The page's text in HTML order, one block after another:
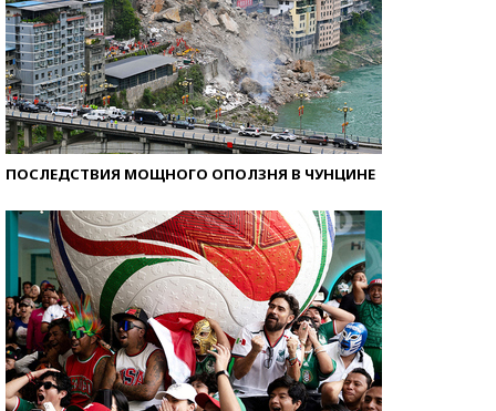
ПОСЛЕДСТВИЯ МОЩНОГО ОПОЛЗНЯ В ЧУНЦИНЕ